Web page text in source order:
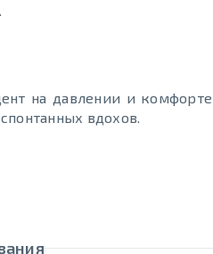
на давлении и комфорте
вдохов.